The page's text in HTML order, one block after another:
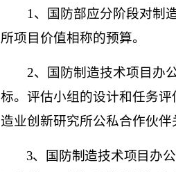
1 、国防部应分阶段对制
所项目价值相称的预算。
2、国防制造技术项目办
标。评估小组的设计和任务
造业创新研究所公私合作伙伴
3、国防制造技术项目办